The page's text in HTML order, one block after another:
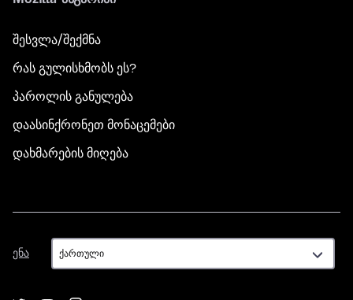
შესვლა/შექმნა
რას გულისხმობს ეს?
პაროლის განულება
დაასინქრონეთ მონაცემები
დახმარების მიღება
ენა
ენა